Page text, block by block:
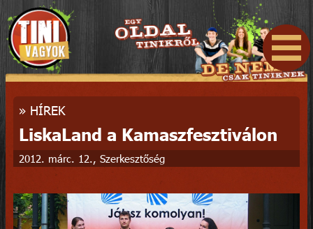
» HÍREK
LiskaLand a Kamaszfesztiválon
2012. márc. 12., Szerkesztőség